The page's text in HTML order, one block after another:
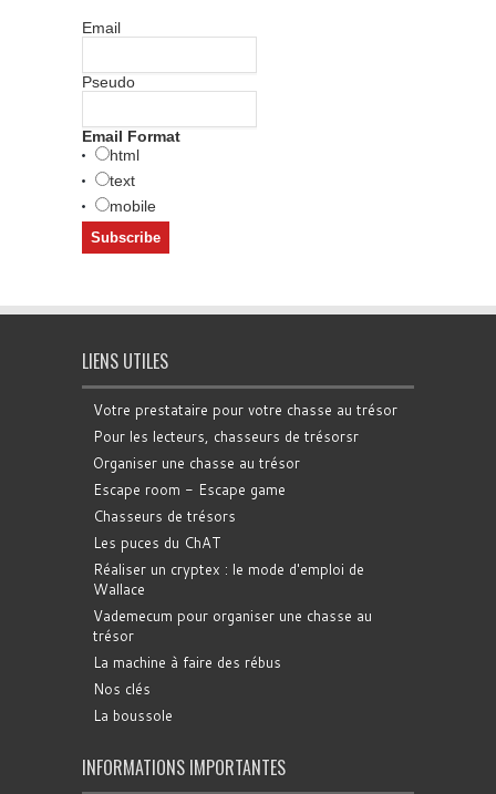
Email
Pseudo
Email Format
html
text
mobile
LIENS UTILES
Votre prestataire pour votre chasse au trésor
Pour les lecteurs, chasseurs de trésorsr
Organiser une chasse au trésor
Escape room - Escape game
Chasseurs de trésors
Les puces du ChAT
Réaliser un cryptex : le mode d'emploi de
Wallace
Vademecum pour organiser une chasse au
trésor
La machine à faire des rébus
Nos clés
La boussole
INFORMATIONS IMPORTANTES